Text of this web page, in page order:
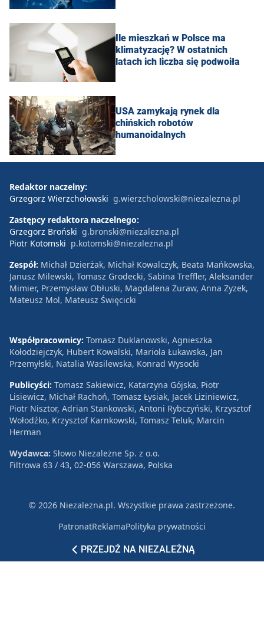
Ile mieszkań w Polsce ma
klimatyzację? W ostatnich
latach ich liczba się podwoiła
USA zamykają rynek dla
chińskich robotów
humanoidalnych
PRZEJDŹ NA NIEZALEŻNĄ
Redaktor naczelny:
Grzegorz Wierzchołowski g.wierzcholowski@niezalezna.pl
Zastępcy redaktora naczelnego:
Grzegorz Broński g.bronski@niezalezna.pl
Piotr Kotomski p.kotomski@niezalezna.pl
Zespół: Michał Dzierżak, Michał Kowalczyk, Beata Mańkowska,
Janusz Milewski, Tomasz Grodecki, Sabina Treffler, Aleksander
Mimier, Przemysław Obłuski, Magdalena Żuraw, Anna Zyzek,
Mateusz Mol, Mateusz Święcicki
Współpracownicy: Tomasz Duklanowski, Agnieszka
Kołodziejczyk, Hubert Kowalski, Mariola Łukawska, Jan
Przemyłski, Natalia Wasilewska, Konrad Wysocki
Publicyści: Tomasz Sakiewicz, Katarzyna Gójska, Piotr
Lisiewicz, Michał Rachoń, Tomasz Łysiak, Jacek Liziniewicz,
Piotr Nisztor, Adrian Stankowski, Antoni Rybczyński, Krzysztof
Wołodźko, Krzysztof Karnkowski, Tomasz Teluk, Marcin
Herman
Wydawca: Słowo Niezależne Sp. z o.o.
Filtrowa 63 / 43, 02-056 Warszawa, Polska
© 2026 Niezależna.pl. Wszystkie prawa zastrzeżone.
PatronatReklamaPolityka prywatności